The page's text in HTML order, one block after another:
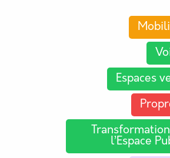
Les thématiques
Espaces
l’Espace